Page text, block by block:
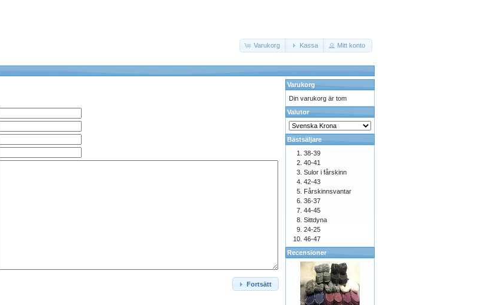
Varukorg Kassa Mitt konto
Fortsätt
Varukorg
Din varukorg är tom
Valutor
Bästsäljare
38-39
40-41
Sulor i fårskinn
42-43
Fårskinnsvantar
36-37
44-45
Sittdyna
24-25
46-47
Recensioner